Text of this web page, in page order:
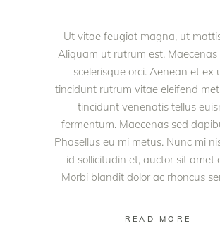
Ut vitae feugiat magna, ut
Aliquam ut rutrum est.
scelerisque orci. Aenean et ex
tincidunt rutrum vitae eleifend
tincidunt venenatis tellus
fermentum. Maecenas sed
Phasellus eu mi metus. Nunc mi
id sollicitudin et, auctor sit amet
Morbi blandit dolor ac rhoncus
READ MORE